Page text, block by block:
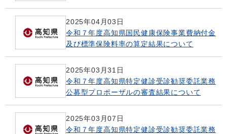
2025年04月03日
令和７年度高知県国民健康保険事業費納付金
及び標準保険料率の算定結果について
2025年03月31日
令和７年度高知県特定健診受診勧奨委託業務
公募型プロポーザルの審査結果について
2025年03月07日
令和７年度高知県特定健診受診勧奨委託業務